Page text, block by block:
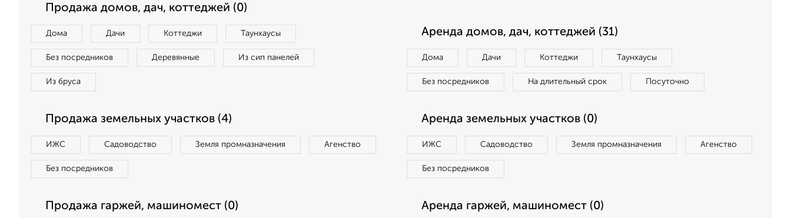
Продажа домов, дач, коттеджей (0)
Дома Дачи Коттеджи Таунхаусы
Без посредников Деревянные Из сип панелей
Из бруса
Аренда домов, дач, коттеджей (31)
Дома Дачи Коттеджи Таунхаусы
Без посредников На длительный срок Посуточно
Продажа земельных участков (4)
ИЖС Садоводство Земля промназначения Агенство
Без посредников
Аренда земельных участков (0)
ИЖС Садоводство Земля промназначения Агенство
Без посредников
Продажа гаржей, машиномест (0) Аренда гаржей, машиномест (0)